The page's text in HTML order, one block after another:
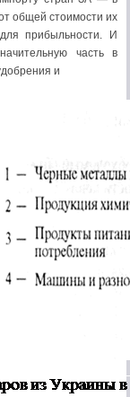
общей стоимости их
прибыльности. И
часть в
и